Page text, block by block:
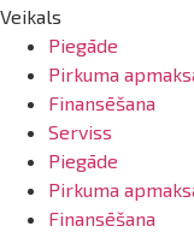
Veikals
Piegāde
Pirkuma
Finansēšana
Serviss
Piegāde
Pirkuma
Finansēšana